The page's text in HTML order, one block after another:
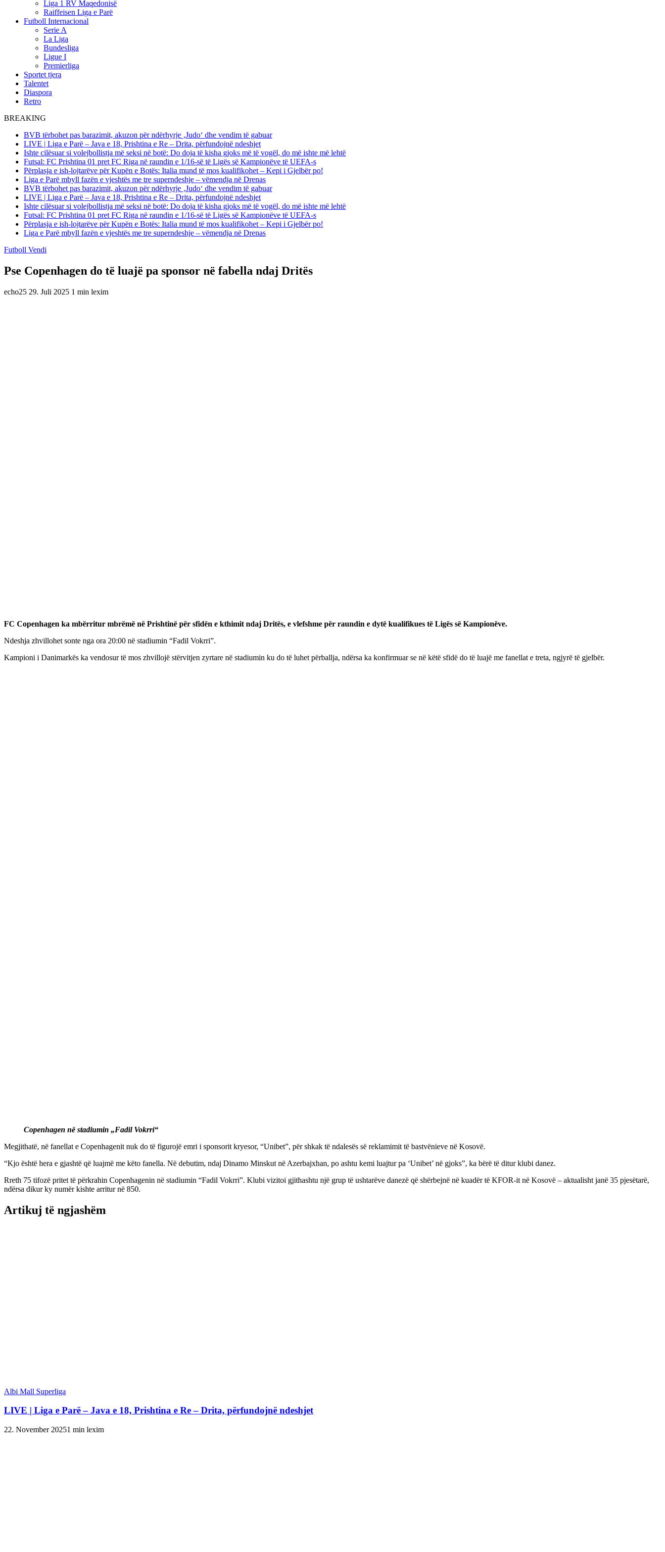
Liga 1 RV Maqedonisë
Raiffeisen Liga e Parë
Futboll Internacional
Serie A
La Liga
Bundesliga
Ligue I
Premierliga
Sportet tjera
Talentet
Diaspora
Retro
BREAKING
BVB tërbohet pas barazimit, akuzon për ndërhyrje ‚Judo‘ dhe vendim të gabuar
LIVE | Liga e Parë – Java e 18, Prishtina e Re – Drita, përfundojnë ndeshjet
Ishte cilësuar si volejbollistja më seksi në botë: Do doja të kisha gjoks më të vogël, do më ishte më lehtë
Futsal: FC Prishtina 01 pret FC Riga në raundin e 1/16-së të Ligës së Kampionëve të UEFA-s
Përplasja e ish-lojtarëve për Kupën e Botës: Italia mund të mos kualifikohet – Kepi i Gjelbër po!
Liga e Parë mbyll fazën e vjeshtës me tre superndeshje – vëmendja në Drenas
BVB tërbohet pas barazimit, akuzon për ndërhyrje ‚Judo‘ dhe vendim të gabuar
LIVE | Liga e Parë – Java e 18, Prishtina e Re – Drita, përfundojnë ndeshjet
Ishte cilësuar si volejbollistja më seksi në botë: Do doja të kisha gjoks më të vogël, do më ishte më lehtë
Futsal: FC Prishtina 01 pret FC Riga në raundin e 1/16-së të Ligës së Kampionëve të UEFA-s
Përplasja e ish-lojtarëve për Kupën e Botës: Italia mund të mos kualifikohet – Kepi i Gjelbër po!
Liga e Parë mbyll fazën e vjeshtës me tre superndeshje – vëmendja në Drenas
Futboll Vendi
Pse Copenhagen do të luajë pa sponsor në fabella ndaj Dritës
echo25 29. Juli 2025 1 min lexim
FC Copenhagen ka mbërritur mbrëmë në Prishtinë për sfidën e kthimit ndaj Dritës, e vlefshme për raundin e dytë kualifikues të Ligës së Kampionëve.
Ndeshja zhvillohet sonte nga ora 20:00 në stadiumin “Fadil Vokrri”.
Kampioni i Danimarkës ka vendosur të mos zhvillojë stërvitjen zyrtare në stadiumin ku do të luhet përballja, ndërsa ka konfirmuar se në këtë sfidë do të luajë me fanellat e treta, ngjyrë të gjelbër.
Copenhagen në stadiumin „Fadil Vokrri“
Megjithatë, në fanellat e Copenhagenit nuk do të figurojë emri i sponsorit kryesor, “Unibet”, për shkak të ndalesës së reklamimit të bastvënieve në Kosovë.
“Kjo është hera e gjashtë që luajmë me këto fanella. Në debutim, ndaj Dinamo Minskut në Azerbajxhan, po ashtu kemi luajtur pa ‘Unibet’ në gjoks”, ka bërë të ditur klubi danez.
Rreth 75 tifozë pritet të përkrahin Copenhagenin në stadiumin “Fadil Vokrri”. Klubi vizitoi gjithashtu një grup të ushtarëve danezë që shërbejnë në kuadër të KFOR-it në Kosovë – aktualisht janë 35 pjesëtarë,
ndërsa dikur ky numër kishte arritur në 850.
Artikuj të ngjashëm
Albi Mall Superliga
LIVE | Liga e Parë – Java e 18, Prishtina e Re – Drita, përfundojnë ndeshjet
22. November 20251 min lexim